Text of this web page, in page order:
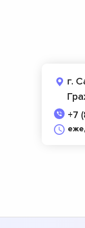
г.
+7